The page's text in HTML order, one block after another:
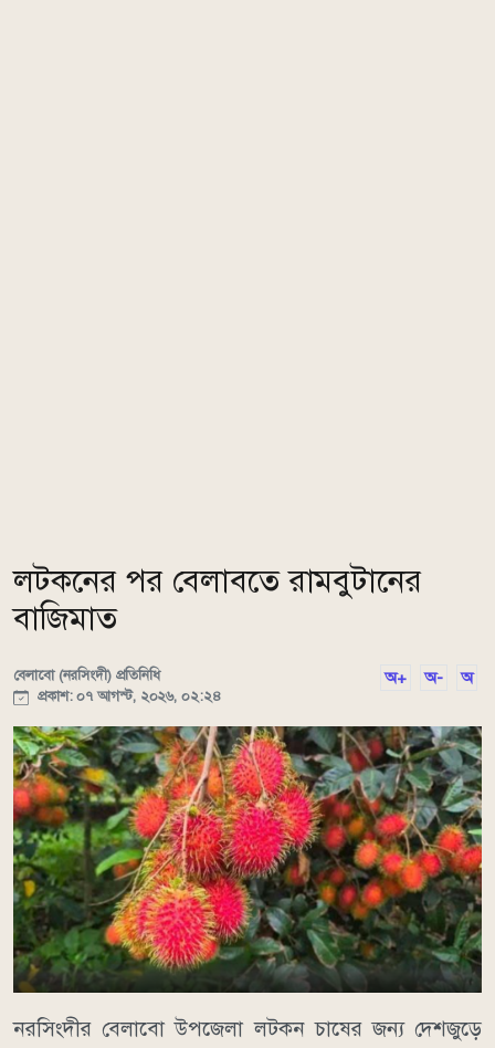
লটকনের পর বেলাবতে রামবুটানের
বাজিমাত
বেলাবো (নরসিংদী) প্রতিনিধি
প্রকাশ: ০৭ আগস্ট, ২০২৬, ০২:২৪
অ+ অ- অ
নরসিংদীর বেলাবো উপজেলা লটকন চাষের জন্য দেশজুড়ে